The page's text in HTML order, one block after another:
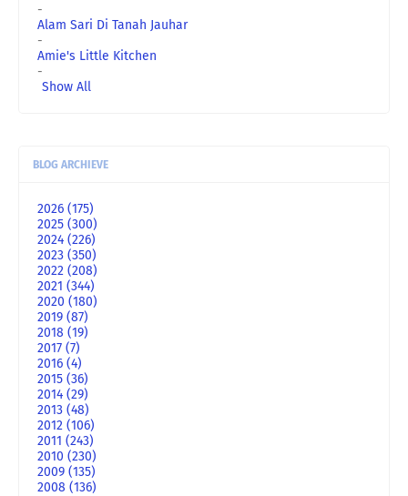
-
Alam Sari Di Tanah Jauhar
-
Amie's Little Kitchen
-
Show All
BLOG ARCHIEVE
2026 (175)
2025 (300)
2024 (226)
2023 (350)
2022 (208)
2021 (344)
2020 (180)
2019 (87)
2018 (19)
2017 (7)
2016 (4)
2015 (36)
2014 (29)
2013 (48)
2012 (106)
2011 (243)
2010 (230)
2009 (135)
2008 (136)